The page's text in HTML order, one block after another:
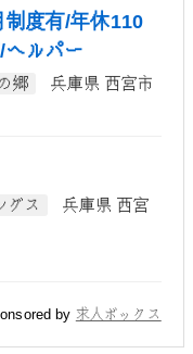
度有/年休110
ヘルパー
郷
兵庫県 西宮市
グス
兵庫県 西宮
by 求人ボックス